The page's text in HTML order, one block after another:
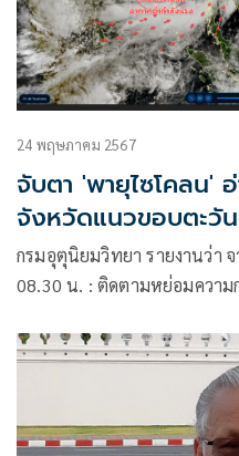
24 พฤษภาคม 2567
จับตา 'พายุไซโคลน'
จังหวัดแนวขอบตะวั
กรมอุตุนิยมวิทยา รายงานว่า
08.30 น. : ติดตามหย่อมความ